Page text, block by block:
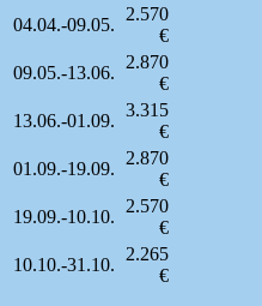
04.04.-09.05.
2.570
€
09.05.-13.06.
2.870
€
13.06.-01.09.
3.315
€
01.09.-19.09.
2.870
€
19.09.-10.10.
2.570
€
10.10.-31.10.
2.265
€